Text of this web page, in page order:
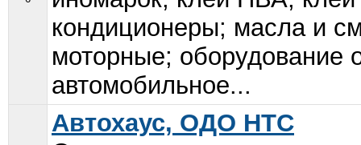
кондиционеры; масла и
моторные; оборудование
автомобильное...
Автохаус, ОДО НТС